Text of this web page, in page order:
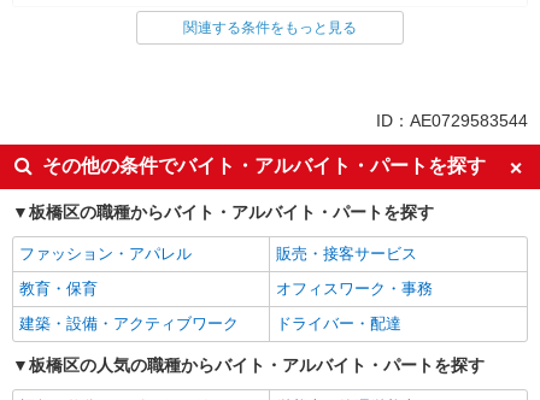
同じ雇用形態から板橋区役所前駅の求人を探す
入社日応相談
経験者・有資格者歓迎
新卒・第二新卒歓迎
女性活躍中
主婦・主夫歓迎
ブランクOK
ミドル（40代～）活躍中
エルダー（50代～）活躍中
シニア（60代～）活躍中
高収入・高額
昇給あり
禁煙・分煙
残業ほぼなし
転勤なし
関連する条件をもっと見る
ID：AE0729583544
その他の条件でバイト・アルバイト・パートを探す
板橋区の職種からバイト・アルバイト・パートを探す
ファッション・アパレル
販売・接客サービス
教育・保育
オフィスワーク・事務
建築・設備・アクティブワーク
ドライバー・配達
板橋区の人気の職種からバイト・アルバイト・パートを探す